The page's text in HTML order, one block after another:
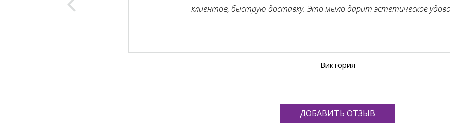
клиентов, быструю доставку. Это мыло дарит эстетическое
Виктория
ДОБАВИТЬ ОТЗЫВ